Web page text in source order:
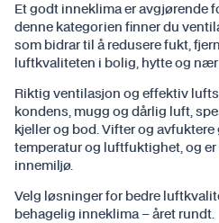
Et godt inneklima er avgjørende
denne kategorien finner du
som bidrar til å redusere fukt,
luftkvaliteten i bolig, hytte og
Riktig ventilasjon og effektiv
kondens, mugg og dårlig luft,
kjeller og bod. Vifter og
temperatur og luftfuktighet, og
innemiljø.
Velg løsninger for bedre
behagelig inneklima – året rundt.